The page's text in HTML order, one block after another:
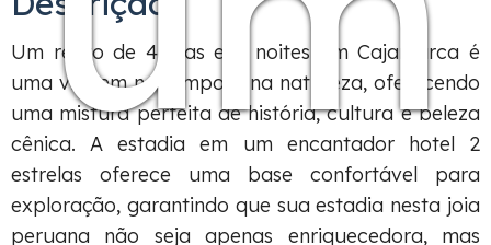
Um retiro de 4 dias e 3 noites em Cajamarca é
uma viagem no tempo e na natureza, oferecendo
uma mistura perfeita de história, cultura e beleza
cênica. A estadia em um encantador hotel 2
estrelas oferece uma base confortável para
exploração, garantindo que sua estadia nesta joia
peruana não seja apenas enriquecedora, mas